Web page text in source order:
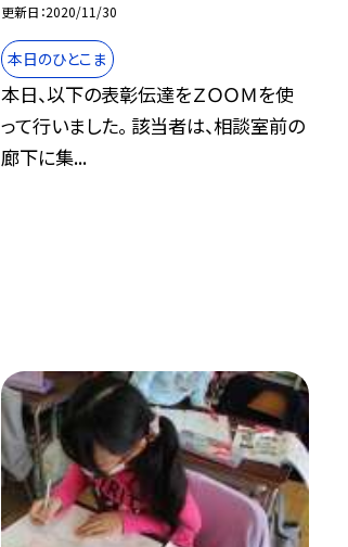
更新日 2020/11/30
本日のひとこま
本日、以下の表彰伝達をＺＯＯＭを使
って行いました。 該当者は、相談室前の
廊下に集...